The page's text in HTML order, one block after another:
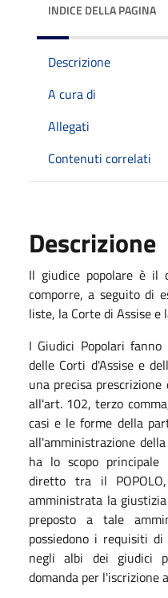
INDICE DELLA PAGINA
Descrizione
A cura di
Allegati
Contenuti correlati
Descrizione
Il giudice popolare è il
comporre, a seguito di
liste, la Corte di Assise e
I Giudici Popolari
delle Corti d'Assise e
una precisa
all'art. 102, terzo
casi e le forme della
all'amministrazione
ha lo scopo
diretto tra il
amministrata la giustizia
preposto a tale
possiedono i requisiti
negli albi dei giudici
domanda per l'iscrizione